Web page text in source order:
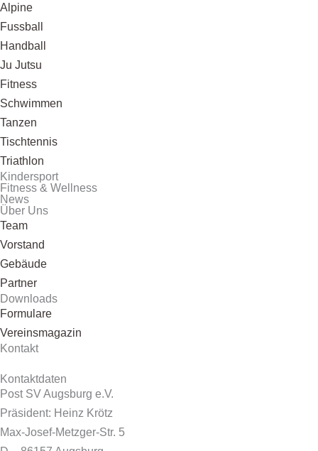
Alpine
Fussball
Handball
Ju Jutsu
Fitness
Schwimmen
Tanzen
Tischtennis
Triathlon
Kindersport
Fitness & Wellness
News
Über Uns
Team
Vorstand
Gebäude
Partner
Downloads
Formulare
Vereinsmagazin
Kontakt
Kontaktdaten
Post SV Augsburg e.V.
Präsident: Heinz Krötz
Max-Josef-Metzger-Str. 5